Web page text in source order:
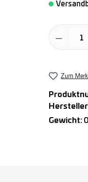
Produkt
Zum
Gewicht: